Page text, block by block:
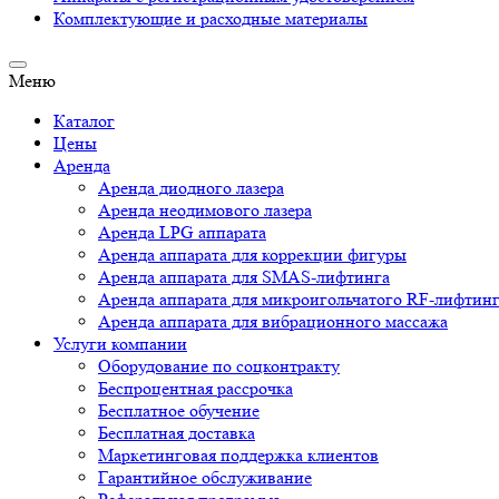
Комплектующие и расходные материалы
Меню
Каталог
Цены
Аренда
Аренда диодного лазера
Аренда неодимового лазера
Аренда LPG аппарата
Аренда аппарата для коррекции фигуры
Аренда аппарата для SMAS-лифтинга
Аренда аппарата для микроигольчатого RF-
Аренда аппарата для вибрационного массажа
Услуги компании
Оборудование по соцконтракту
Беспроцентная рассрочка
Бесплатное обучение
Бесплатная доставка
Маркетинговая поддержка клиентов
Гарантийное обслуживание